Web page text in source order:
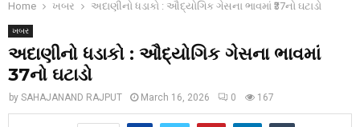
Home ખબર અદાણીનો ધડાકો : ઔદ્યોગિક ગેસના ભાવમાં ₹37નો ઘટાડો
ખબર
અદાણીનો ધડાકો : ઔદ્યોગિક ગેસના ભાવમાં
₹37નો ઘટાડો
by SAHAJANAND RAJPUT March 16, 2026 0 167